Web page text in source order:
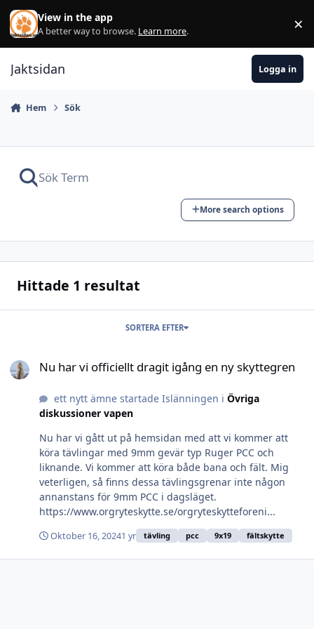
Hoppa till innehåll
View in the app
A better way to browse. Learn more. ×
Jaktsidan Logga in
Hem Sök
More search options
Hittade 1 resultat
SORTERA EFTER
Nu har vi officiellt dragit igång en ny skyttegren
ett nytt ämne startade Islänningen i Övriga
diskussioner vapen
Nu har vi gått ut på hemsidan med att vi kommer att
köra tävlingar med 9mm gevär typ Ruger PCC och
liknande. Vi kommer att köra både bana och fält. Mig
veterligen, så finns dessa tävlingsgrenar inte någon
annanstans för 9mm PCC i dagsläget.
https://www.orgryteskytte.se/orgryteskytteforeni...
Oktober 16, 20241 yr tävling pcc 9x19 fältskytte